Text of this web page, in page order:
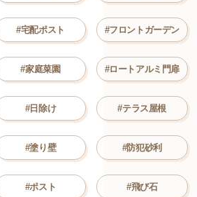
#宅配ポスト #フロントガーデン
#家庭菜園 #ロートアルミ門扉
#日除け #テラス屋根
#塗り壁 #防犯砂利
#ポスト #飛び石